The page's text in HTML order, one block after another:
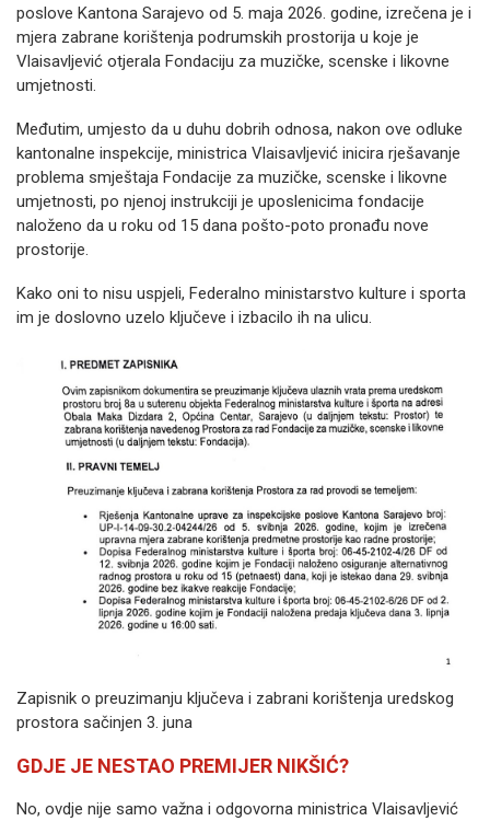
poslove Kantona Sarajevo od 5. maja 2026. godine, izrečena je i
mjera zabrane korištenja podrumskih prostorija u koje je
Vlaisavljević otjerala Fondaciju za muzičke, scenske i likovne
umjetnosti.
Međutim, umjesto da u duhu dobrih odnosa, nakon ove odluke
kantonalne inspekcije, ministrica Vlaisavljević inicira rješavanje
problema smještaja Fondacije za muzičke, scenske i likovne
umjetnosti, po njenoj instrukciji je uposlenicima fondacije
naloženo da u roku od 15 dana pošto-poto pronađu nove
prostorije.
Kako oni to nisu uspjeli, Federalno ministarstvo kulture i sporta
im je doslovno uzelo ključeve i izbacilo ih na ulicu.
Zapisnik o preuzimanju ključeva i zabrani korištenja uredskog
prostora sačinjen 3. juna
GDJE JE NESTAO PREMIJER NIKŠIĆ?
No, ovdje nije samo važna i odgovorna ministrica Vlaisavljević